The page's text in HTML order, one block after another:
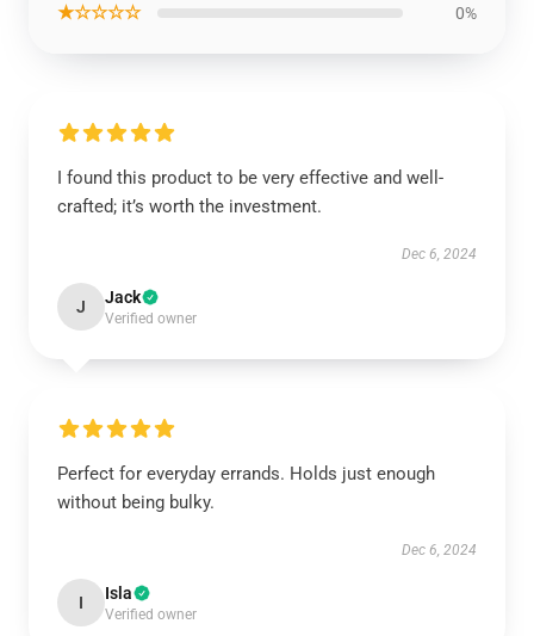
★☆☆☆☆ 0%
I found this product to be very effective and well-
crafted; it’s worth the investment.
Dec 6, 2024
J Jack
Verified owner
Perfect for everyday errands. Holds just enough
without being bulky.
Dec 6, 2024
I Isla
Verified owner